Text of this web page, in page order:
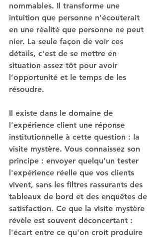
nommables. Il transforme une
intuition que personne n'écouterait
en une réalité que personne ne peut
nier. La seule façon de voir ces
détails, c'est de se mettre en
situation assez tôt pour avoir
l’opportunité et le temps de les
résoudre.
Il existe dans le domaine de
l'expérience client une réponse
institutionnelle à cette question : la
visite mystère. Vous connaissez son
principe : envoyer quelqu'un tester
l'expérience réelle que vos clients
vivent, sans les filtres rassurants des
tableaux de bord et des enquêtes de
satisfaction. Ce que la visite mystère
révèle est souvent déconcertant :
l'écart entre ce qu'on croit produire